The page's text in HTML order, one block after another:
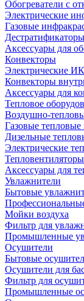
Обогреватели с
Электрические
Газовые
Дестратификаторы
Аксессуары для
Конвекторы
Электрические
Конвекторы
Аксессуары для
Тепловое
Воздушно-
Газовые
Дизельные
Электрические
Тепловентиляторы
Аксессуары для
Увлажнители
Бытовые
Мойки воздуха
Фильтр для
Промышленные
Осушители
Бытовые
Осушители для
Фильтр для
Промышленные